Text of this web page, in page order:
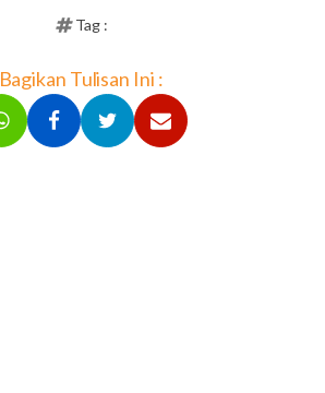
Tag :
Bagikan Tulisan Ini :